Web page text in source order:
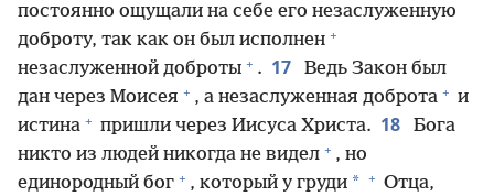
постоянно ощущали на себе его незаслуженную
доброту, так как он был исполнен +
незаслуженной доброты + . 17
Ведь Закон был
дан через Моисея + , а незаслуженная доброта + и
истина + пришли через Иисуса Христа. 18
Бога
никто из людей никогда не видел + , но
единородный бог + , который у груди * + Отца,